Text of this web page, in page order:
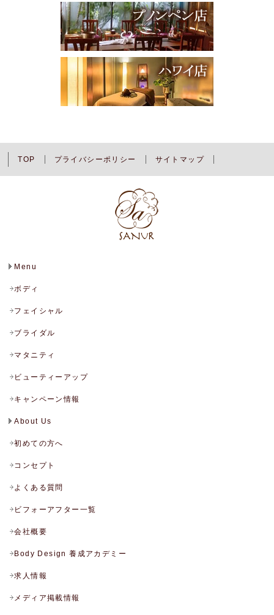
TOP プライバシーポリシー サイトマップ
Menu
ボディ
フェイシャル
ブライダル
マタニティ
ビューティーアップ
キャンペーン情報
About Us
初めての方へ
コンセプト
よくある質問
ビフォーアフター一覧
会社概要
Body Design 養成アカデミー
求人情報
メディア掲載情報